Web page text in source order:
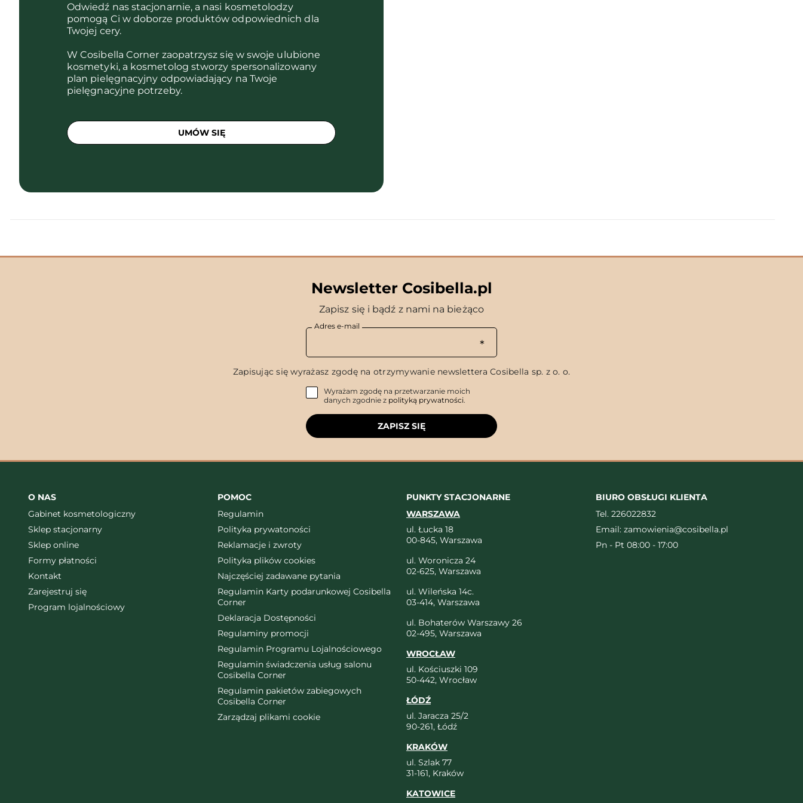
Odwiedź nas stacjonarnie, a nasi kosmetolodzy
pomogą Ci w doborze produktów odpowiednich dla
Twojej cery.
W Cosibella Corner zaopatrzysz się w swoje ulubione
kosmetyki, a kosmetolog stworzy spersonalizowany
plan pielęgnacyjny odpowiadający na Twoje
pielęgnacyjne potrzeby.
UMÓW SIĘ
Newsletter Cosibella.pl
Zapisz się i bądź z nami na bieżąco
Adres e-mail
Zapisując się wyrażasz zgodę na otrzymywanie newslettera Cosibella sp. z o. o.
Wyrażam zgodę na przetwarzanie moich
danych zgodnie z polityką prywatności.
ZAPISZ SIĘ
O NAS
Gabinet kosmetologiczny
Sklep stacjonarny
Sklep online
Formy płatności
Kontakt
Zarejestruj się
Program lojalnościowy
POMOC
Regulamin
Polityka prywatoności
Reklamacje i zwroty
Polityka plików cookies
Najczęściej zadawane pytania
Regulamin Karty podarunkowej Cosibella
Corner
Deklaracja Dostępności
Regulaminy promocji
Regulamin Programu Lojalnościowego
Regulamin świadczenia usług salonu
Cosibella Corner
Regulamin pakietów zabiegowych
Cosibella Corner
Zarządzaj plikami cookie
PUNKTY STACJONARNE
WARSZAWA
ul. Łucka 18
00-845, Warszawa
ul. Woronicza 24
02-625, Warszawa
ul. Wileńska 14c.
03-414, Warszawa
ul. Bohaterów Warszawy 26
02-495, Warszawa
WROCŁAW
ul. Kościuszki 109
50-442, Wrocław
ŁÓDŹ
ul. Jaracza 25/2
90-261, Łódź
KRAKÓW
ul. Szlak 77
31-161, Kraków
KATOWICE
BIURO OBSŁUGI KLIENTA
Tel. 226022832
Email: zamowienia@cosibella.pl
Pn - Pt 08:00 - 17:00